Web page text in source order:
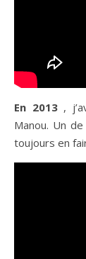
En 2013 ,
Manou. Un
toujours en